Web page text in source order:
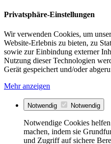
Privatsphäre-Einstellungen
Wir verwenden Cookies, um
Website-Erlebnis zu bieten, zu
sowie zur Einbindung externer
Nutzung dieser Technologien
Gerät gespeichert und/oder
Mehr anzeigen
Notwendig Notwendig
Notwendige Cookies
machen, indem sie
und Zugriff auf sichere